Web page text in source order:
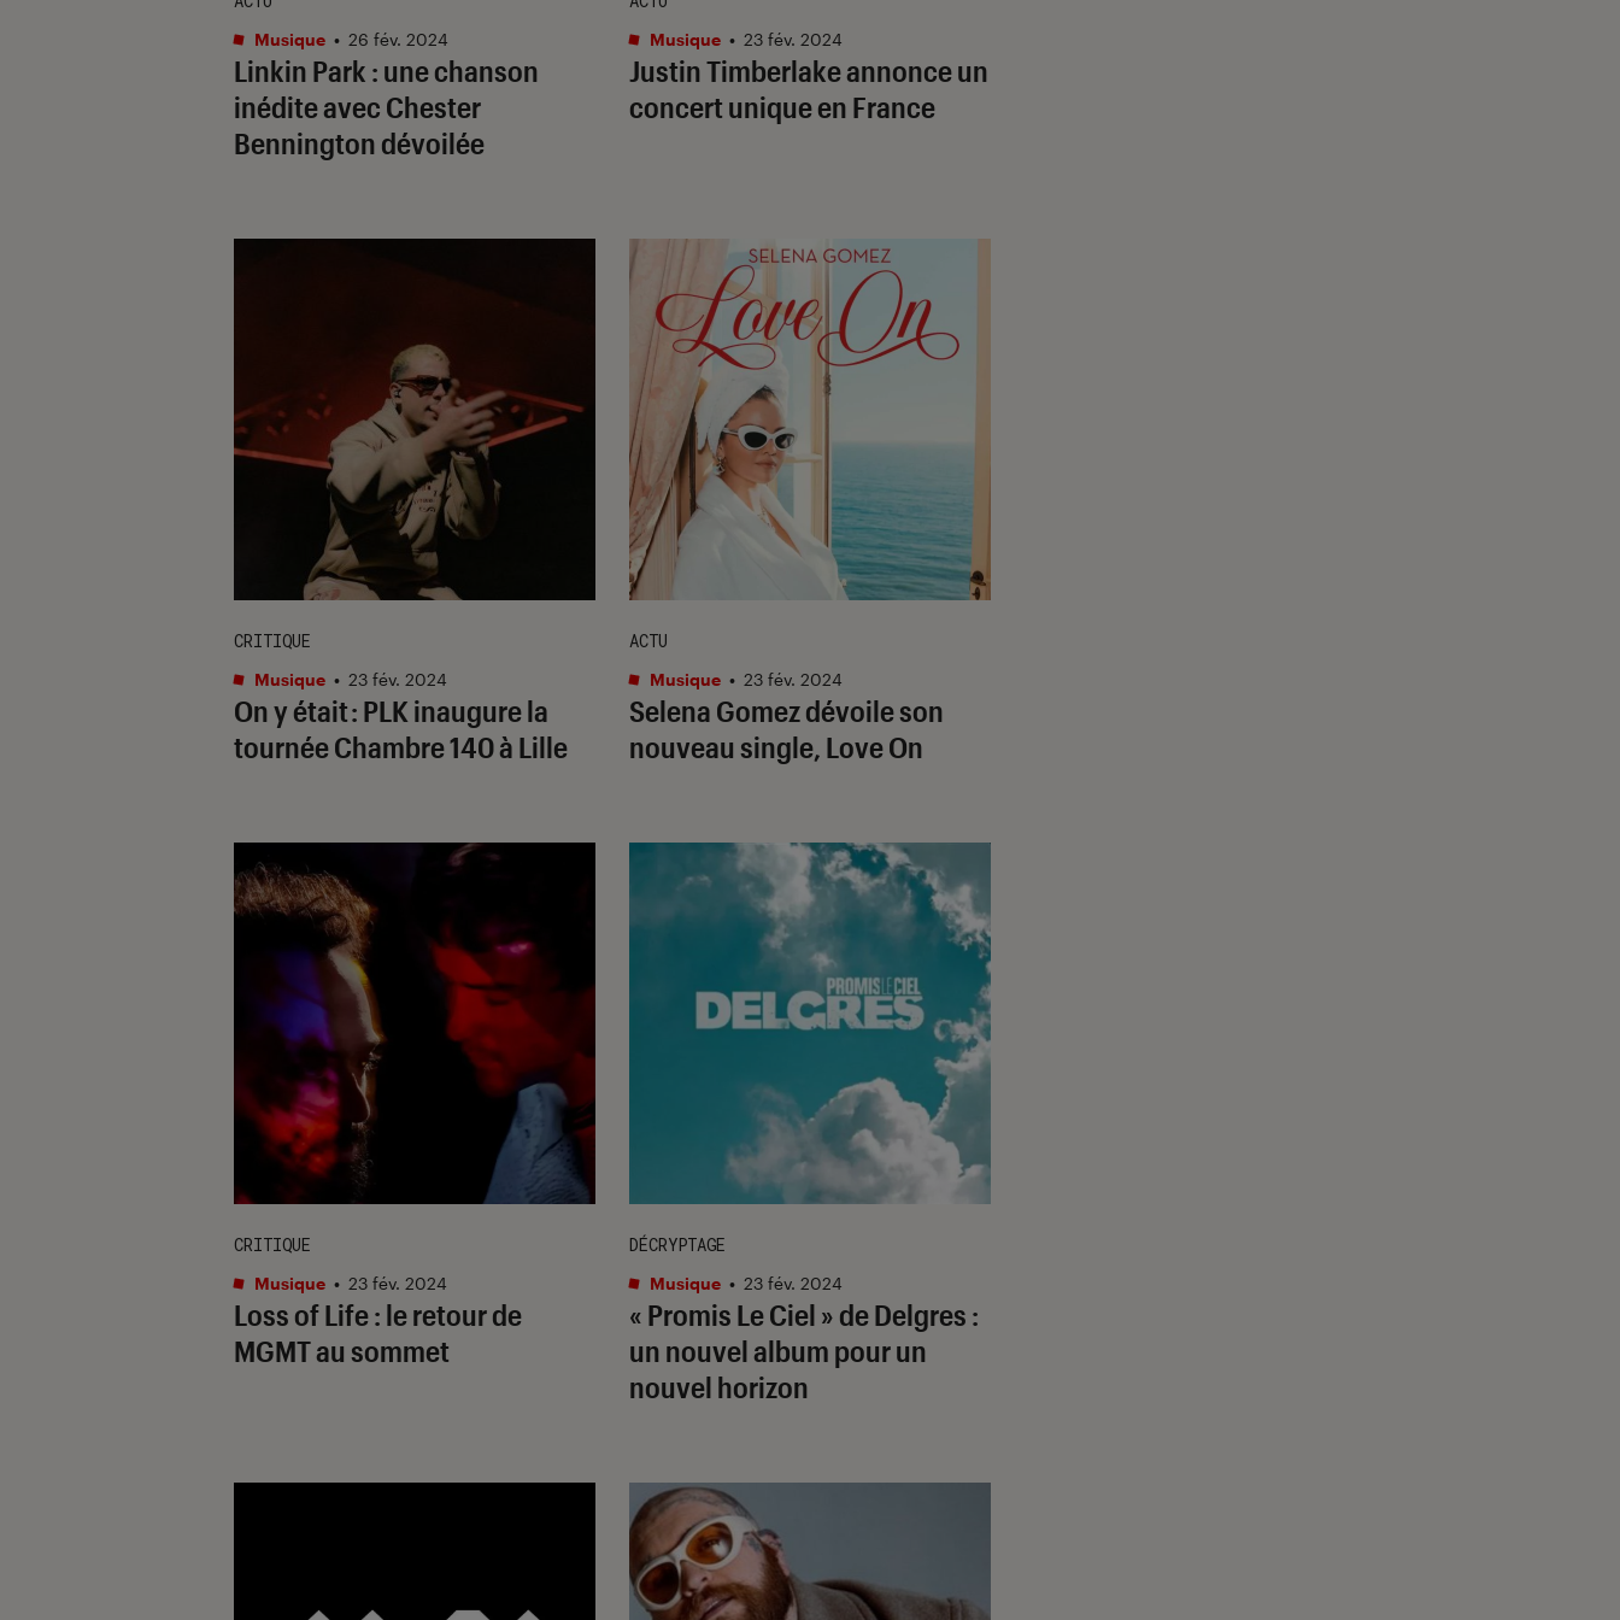
Linkin Park : une chanson
inédite avec Chester
Bennington dévoilée
Musique • 26 fév. 2024
Justin Timberlake annonce un
concert unique en France
Musique • 23 fév. 2024
On y était : PLK inaugure la
tournée Chambre 140 à Lille
CRITIQUE
Musique • 23 fév. 2024
Selena Gomez dévoile son
nouveau single, Love On
ACTU
Musique • 23 fév. 2024
Loss of Life: le retour de
MGMT au sommet
CRITIQUE
Musique • 23 fév. 2024
« Promis Le Ciel » de Delgres :
un nouvel album pour un
nouvel horizon
DÉCRYPTAGE
Musique • 23 fév. 2024